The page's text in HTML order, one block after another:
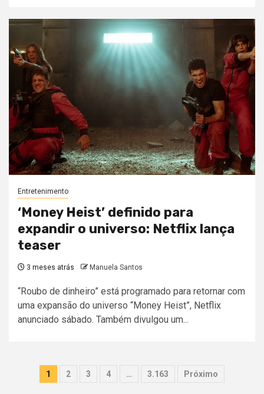
Entretenimento
‘Money Heist’ definido para
expandir o universo: Netflix lança
teaser
3 meses atrás Manuela Santos
“Roubo de dinheiro” está programado para retornar com
uma expansão do universo “Money Heist”, Netflix
anunciado sábado. Também divulgou um...
Paginação
1 2 3 4 … 3.163 Próximo